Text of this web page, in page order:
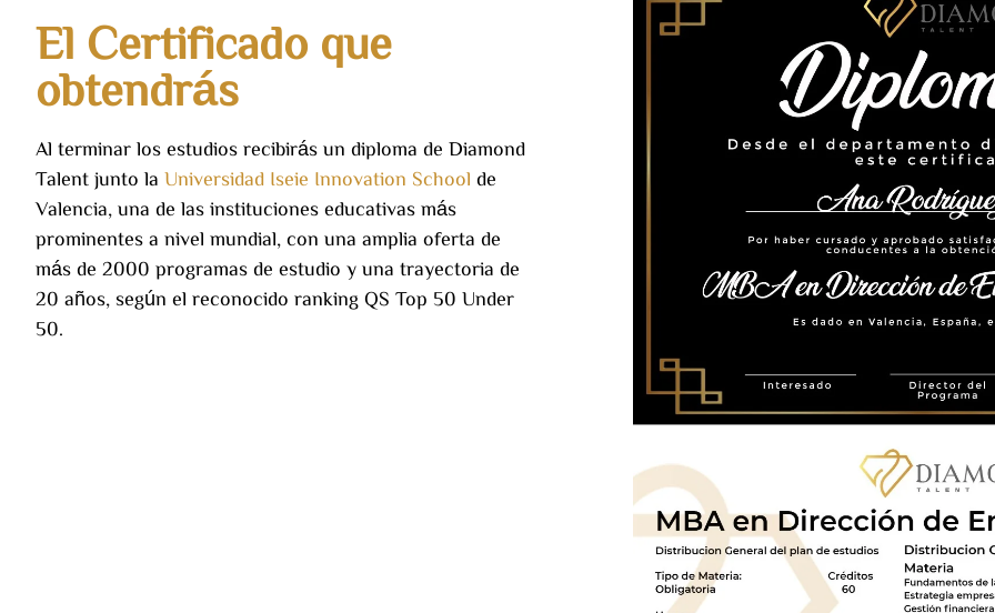
El Certificado que
obtendrás
Al terminar los estudios recibirás un diploma de Diamond
Talent junto la Universidad Iseie Innovation School de
Valencia, una de las instituciones educativas más
prominentes a nivel mundial, con una amplia oferta de
más de 2000 programas de estudio y una trayectoria de
20 años, según el reconocido ranking QS Top 50 Under
50.